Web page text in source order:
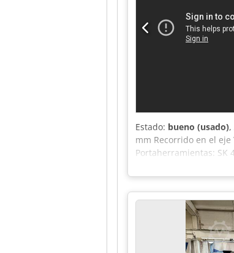
Estado: bueno (usado)
mm Recorrido en el eje
Portaherramientas: SK
kW Consumo total de
adicional Crsdpfx
13353 h - Ejecución
Heidenhain Sistema
Cambiaherramientas
través del husillo, 20